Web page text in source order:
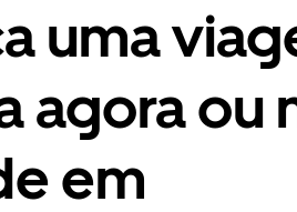
uma
agora ou
em